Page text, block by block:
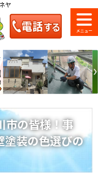
ヤ
ショールーム
のご紹介
お電話
市の皆様！事
塗装の色選びの